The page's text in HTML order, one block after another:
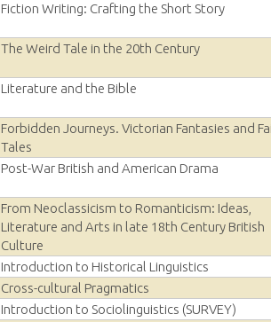
Fiction Writing: Crafting the Short Story
The Weird Tale in the 20th Century
Literature and the Bible
Forbidden Journeys. Victorian Fantasies and
Tales
Post-War British and American Drama
From Neoclassicism to Romanticism: Ideas,
Literature and Arts in late 18th Century British
Culture
Introduction to Historical Linguistics
Cross-cultural Pragmatics
Introduction to Sociolinguistics (SURVEY)